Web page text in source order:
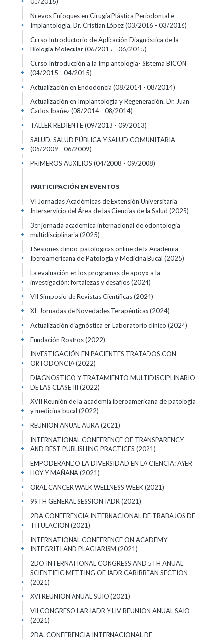
Nuevos Enfoques en Cirugía Plástica Periodontal e
Implantología. Dr. Cristian López(03/2016 - 03/2016)
+
Curso Introductorio de Aplicación Diagnóstica de la
Biología Molecular(06/2015 - 06/2015)
+
Curso Introducción a la Implantología- Sistema BICON
(04/2015 - 04/2015)
+
Actualización en Endodoncia (08/2014 - 08/2014)
+
Actualización en Implantología y Regeneración. Dr. Juan
Carlos Ibañez(08/2014 - 08/2014)
+
TALLER REDIENTE(09/2013 - 09/2013)
+
SALUD, SALUD PÚBLICA Y SALUD COMUNITARIA
(06/2009 - 06/2009)
+
PRIMEROS AUXILIOS (04/2008 - 09/2008)
+
PARTICIPACIÓN EN EVENTOS
VI Jornadas Académicas de Extensión Universitaria
Interservicio del Área de las Ciencias de la Salud (2025)
+
3er jornada academica internacional de odontologia
multidisciplinaria (2025)
+
I Sesiones clínico-patológicas online de la Academia
Iberoamericana de Patología y Medicina Bucal (2025)
+
La evaluación en los programas de apoyo a la
investigación: fortalezas y desafíos(2024)
+
VII Simposio de Revistas Científicas(2024)
+
XII Jornadas de Novedades Terapéuticas(2024)
+
Actualización diagnóstica en Laboratorio clínico (2024)
+
Fundación Rostros(2022)
+
INVESTIGACIÓN EN PACIENTES TRATADOS CON
ORTODONCIA(2022)
+
DIAGNOSTICO Y TRATAMIENTO MULTIDISCIPLINARIO
DE LAS CLASE III (2022)
+
XVII Reunión de la academia iberoamericana de patología
y medicina bucal (2022)
+
REUNION ANUAL AURA(2021)
+
INTERNATIONAL CONFERENCE OF TRANSPARENCY
AND BEST PUBLISHING PRACTICES (2021)
+
EMPODERANDO LA DIVERSIDAD EN LA CIENCIA: AYER
HOY Y MAÑANA(2021)
+
ORAL CANCER WALK WELLNESS WEEK(2021)
+
99TH GENERAL SESSION IADR (2021)
+
2DA CONFERENCIA INTERNACIONAL DE TRABAJOS DE
TITULACION (2021)
+
INTERNATIONAL CONFERENCE ON ACADEMY
INTEGRITI AND PLAGIARISM (2021)
+
2DO INTERNATIONAL CONGRESS AND 5TH ANUAL
SCIENTIFIC METTING OF IADR CARIBBEAN SECTION
(2021)
+
XVI REUNION ANUAL SUIO (2021)
+
VII CONGRESO LAR IADR Y LIV REUNION ANUAL SAIO
(2021)
+
2DA. CONFERENCIA INTERNACIONAL DE